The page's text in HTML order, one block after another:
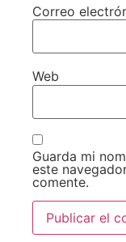
Correo
Web
Guarda mi
este
comente.